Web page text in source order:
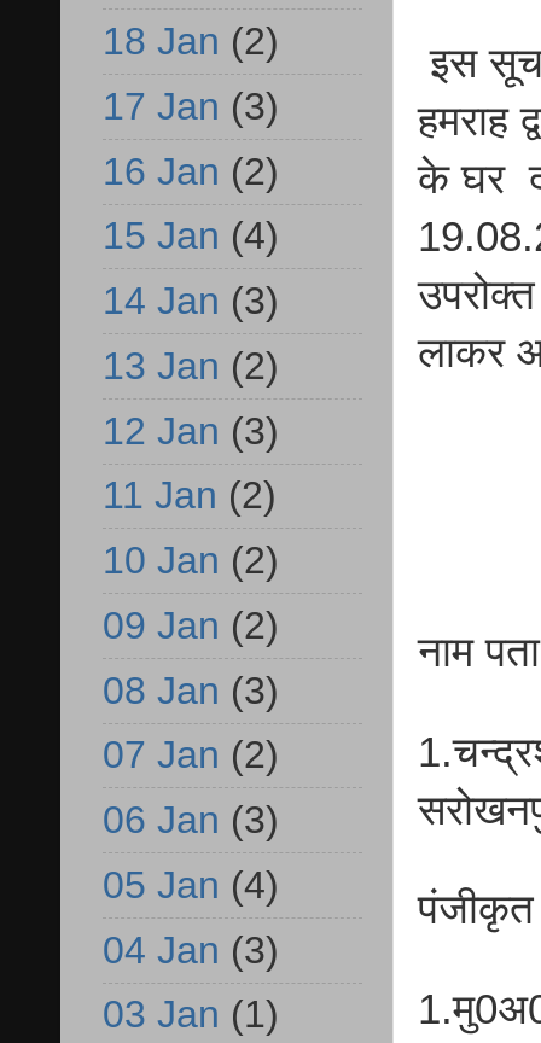
इस
हमराह
के घर
लाकर
नाम
पंजीकृत
18 Jan (2)
17 Jan (3)
16 Jan (2)
15 Jan (4)
14 Jan (3)
13 Jan (2)
12 Jan (3)
11 Jan (2)
10 Jan (2)
09 Jan (2)
08 Jan (3)
07 Jan (2)
06 Jan (3)
05 Jan (4)
04 Jan (3)
03 Jan (1)